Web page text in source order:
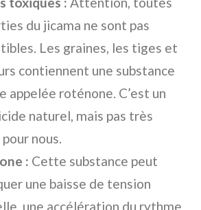
du jicama ne sont pas
Les graines, les tiges et
contiennent une substance
appelée roténone. C’est un
naturel, mais pas très
nous.
: Cette substance peut
une baisse de tension
une accélération du rythme